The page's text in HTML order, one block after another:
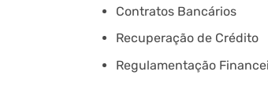
Contratos Bancários
Recuperação de Crédito
Regulamentação